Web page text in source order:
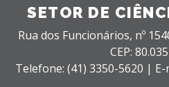
SETOR DE
Rua dos Funcionários, nº
CEP:
Telefone: (41) 3350-5620 |